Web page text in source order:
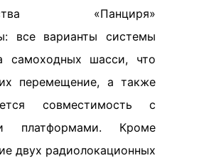
«Панциря»
все варианты системы
самоходных шасси, что
перемещение, а также
совместимость с
платформами. Кроме
двух радиолокационных